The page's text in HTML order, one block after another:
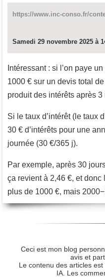
https://www.inc-conso.fr/
Samedi 29 novembre 2025 à
Intéressant : si l’on paye
1000 € sur un devis total
produit des intérêts après 3
Si le taux d’intérêt (le taux
30 € d’intérêts pour une
journée (30 €/365 j).
Par exemple, après 30
ça revient à 2,46 €, et donc
plus de 1000 €, mais
Ceci est mon blog
avis et
Le contenu des articles
IA. Les